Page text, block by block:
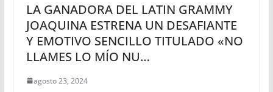
LA GANADORA DEL LATIN GRAMMY
JOAQUINA ESTRENA UN DESAFIANTE
Y EMOTIVO SENCILLO TITULADO «NO
LLAMES LO MÍO NU…
agosto 23, 2024